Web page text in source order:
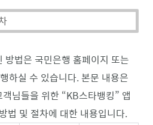
방법은 국민은행 홈페이지 또는
하실 수 있습니다. 본문 내용은
님들을 위한 “KB스타뱅킹” 앱
법 및 절차에 대한 내용입니다.